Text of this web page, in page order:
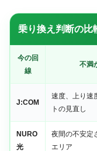
乗り換え判断の比
今の回
線
不満
J:COM
速度、上り速
トの見直し
NURO
光
夜間の不安定
エリア